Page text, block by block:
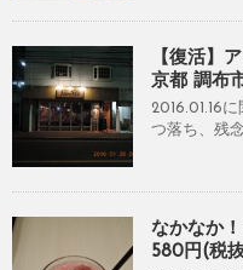
【復活】
京都 調布
2016.01.16
つ落ち、残
なかなか
580円(税